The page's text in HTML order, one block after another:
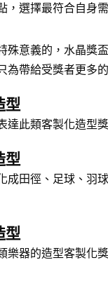
，選擇最符合自身
殊意義的，水晶獎
為帶給受獎者更多
型
達此類客製化造型
型
成田徑、足球、羽
型
樂器的造型客製化